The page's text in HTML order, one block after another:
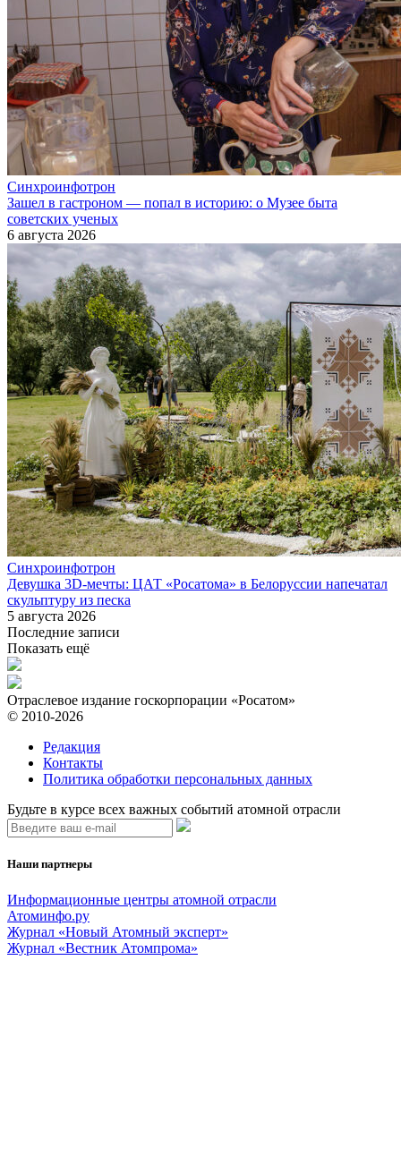
Синхроинфотрон
Зашел в гастроном — попал в историю: о Музее быта
советских ученых
6 августа 2026
Синхроинфотрон
Девушка 3D-мечты: ЦАТ «Росатома» в Белоруссии напечатал
скульптуру из песка
5 августа 2026
Последние записи
Показать ещё
Отраслевое издание госкорпорации «Росатом»
© 2010-2026
Редакция
Контакты
Политика обработки персональных данных
Будьте в курсе всех важных событий атомной отрасли
Наши партнеры
Информационные центры атомной отрасли
Атоминфо.ру
Журнал «Новый Атомный эксперт»
Журнал «Вестник Атомпрома»